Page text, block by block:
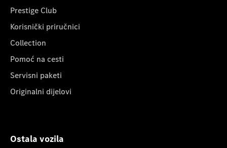
Prestige Club
Korisnički priručnici
Collection
Pomoć na cesti
Servisni paketi
Originalni dijelovi
Ostala vozila